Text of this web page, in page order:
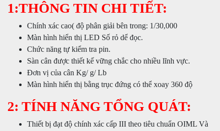
1:THÔNG TIN CHI TIẾT:
Chính xác cao( độ phân giải bên trong: 1/30,000
Màn hình hiển thị LED Số rỏ dể đọc.
Chức năng tự kiểm tra pin.
Sàn cân được thiết kế vững chắc cho nhiều lĩnh vực.
Đơn vị của cân Kg/ g/ Lb
Màn hình hiển thị bằng trục đứng có thể xoay 360 độ
2: TÍNH NĂNG TỔNG QUÁT:
Thiết bị đạt độ chính xác cấp III theo tiêu chuẩn OIML Và